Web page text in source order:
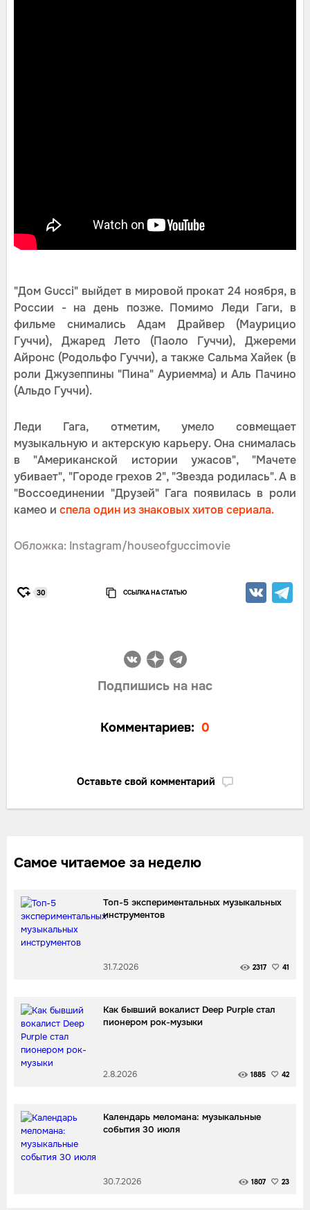
"Дом Gucci" выйдет в мировой прокат 24 ноября, в
России - на день позже. Помимо Леди Гаги, в
фильме снимались Адам Драйвер (Маурицио
Гуччи), Джаред Лето (Паоло Гуччи), Джереми
Айронс (Родольфо Гуччи), а также Сальма Хайек (в
роли Джузеппины "Пина" Ауриемма) и Аль Пачино
(Альдо Гуччи).
Леди Гага, отметим, умело совмещает
музыкальную и актерскую карьеру. Она снималась
в "Американской истории ужасов", "Мачете
убивает", "Городе грехов 2", "Звезда родилась". А в
"Воссоединении "Друзей" Гага появилась в роли
камео и спела один из знаковых хитов сериала.
Обложка: Instagram/houseofguccimovie
30 ССЫЛКА НА СТАТЬЮ
Подпишись на нас
Комментариев: 0
Оставьте свой комментарий
Самое читаемое за неделю
Топ-5 экспериментальных музыкальных
инструментов
31.7.2026 2317 41
Как бывший вокалист Deep Purple стал
пионером рок-музыки
2.8.2026 1885 42
Календарь меломана: музыкальные
события 30 июля
30.7.2026 1807 23